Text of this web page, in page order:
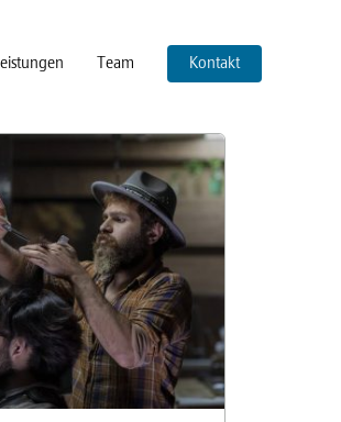
Team Kontakt